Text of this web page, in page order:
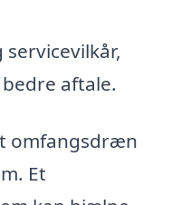
aftale.
omfangsdræn
Et